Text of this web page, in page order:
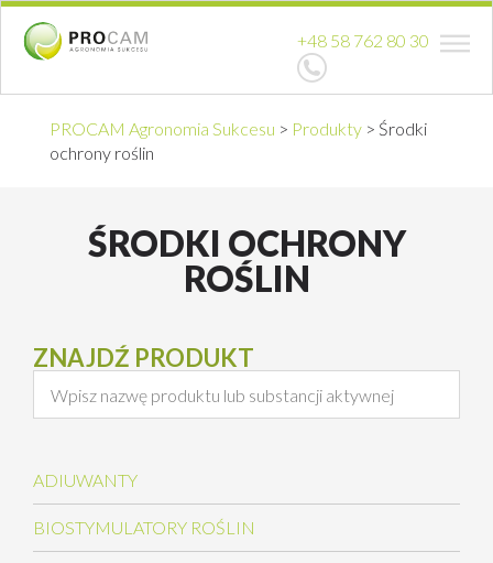
+48 58 762 80 30
PROCAM Agronomia Sukcesu > Produkty > Środki
ochrony roślin
ŚRODKI OCHRONY
ROŚLIN
ZNAJDŹ PRODUKT
ADIUWANTY
BIOSTYMULATORY ROŚLIN